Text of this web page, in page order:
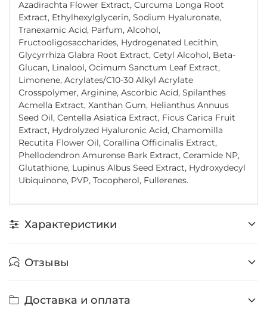
Azadirachta Flower Extract, Curcuma Longa Root
Extract, Ethylhexylglycerin, Sodium Hyaluronate,
Tranexamic Acid, Parfum, Alcohol,
Fructooligosaccharides, Hydrogenated Lecithin,
Glycyrrhiza Glabra Root Extract, Cetyl Alcohol, Beta-
Glucan, Linalool, Ocimum Sanctum Leaf Extract,
Limonene, Acrylates/C10-30 Alkyl Acrylate
Crosspolymer, Arginine, Ascorbic Acid, Spilanthes
Acmella Extract, Xanthan Gum, Helianthus Annuus
Seed Oil, Centella Asiatica Extract, Ficus Carica Fruit
Extract, Hydrolyzed Hyaluronic Acid, Chamomilla
Recutita Flower Oil, Corallina Officinalis Extract,
Phellodendron Amurense Bark Extract, Ceramide NP,
Glutathione, Lupinus Albus Seed Extract, Hydroxydecyl
Ubiquinone, PVP, Tocopherol, Fullerenes.
Характеристики
Отзывы
Доставка и оплата